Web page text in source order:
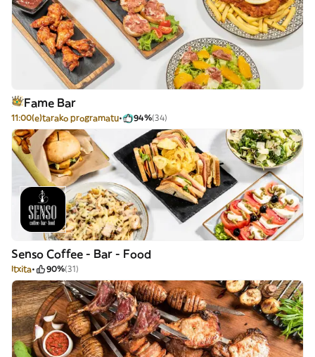
Fame Bar
11:00(e)tarako programatu 94%(34)
Senso Coffee - Bar - Food
Itxita 90%(31)